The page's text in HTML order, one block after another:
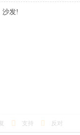
沙发!
支持 反对